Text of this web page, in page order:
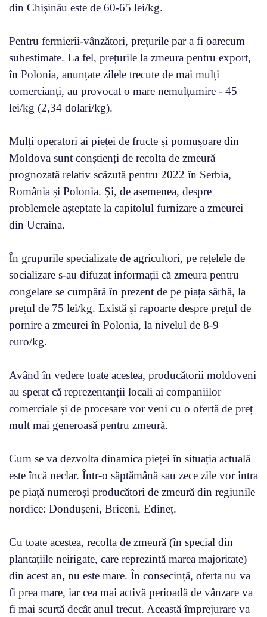
din Chișinău este de 60-65 lei/kg.
Pentru fermierii-vânzători, prețurile par a fi oarecum
subestimate. La fel, prețurile la zmeura pentru export,
în Polonia, anunțate zilele trecute de mai mulți
comercianți, au provocat o mare nemulțumire - 45
lei/kg (2,34 dolari/kg).
Mulți operatori ai pieței de fructe și pomușoare din
Moldova sunt conștienți de recolta de zmeură
prognozată relativ scăzută pentru 2022 în Serbia,
România și Polonia. Și, de asemenea, despre
problemele așteptate la capitolul furnizare a zmeurei
din Ucraina.
În grupurile specializate de agricultori, pe rețelele de
socializare s-au difuzat informații că zmeura pentru
congelare se cumpără în prezent de pe piața sârbă, la
prețul de 75 lei/kg. Există și rapoarte despre prețul de
pornire a zmeurei în Polonia, la nivelul de 8-9
euro/kg.
Având în vedere toate acestea, producătorii moldoveni
au sperat că reprezentanții locali ai companiilor
comerciale și de procesare vor veni cu o ofertă de preț
mult mai generoasă pentru zmeură.
Cum se va dezvolta dinamica pieței în situația actuală
este încă neclar. Într-o săptămână sau zece zile vor intra
pe piață numeroși producători de zmeură din regiunile
nordice: Dondușeni, Briceni, Edineț.
Cu toate acestea, recolta de zmeură (în special din
plantațiile neirigate, care reprezintă marea majoritate)
din acest an, nu este mare. În consecință, oferta nu va
fi prea mare, iar cea mai activă perioadă de vânzare va
fi mai scurtă decât anul trecut. Această împrejurare va